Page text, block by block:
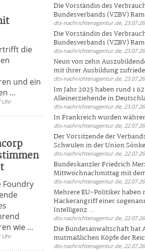
die
und ein
...
Uhr
Foundry
wie ...
Uhr
Die Vorständin des
Bundesverbands (VZBV)
dts-nachrichtenagentur.de,
Die Vorständin des
Bundesverbands (VZBV)
dts-nachrichtenagentur.de,
Neun von zehn
mit ihrer Ausbildung
dts-nachrichtenagentur.de,
Im Jahr 2025 haben rund 1
Alleinerziehende in
dts-nachrichtenagentur.de,
In Frankreich wurden
dts-nachrichtenagentur.de,
Der Vorsitzende der
Schwulen in der Union
dts-nachrichtenagentur.de,
Bundeskanzler Friedrich
Mittwochnachmittag mit
dts-nachrichtenagentur.de,
Mehrere EU-Politiker haben
Hackerangriff einer
Intelligenz ...
dts-nachrichtenagentur.de,
Die Bundesanwaltschaft hat
mutmaßlichen Köpfe der
dts-nachrichtenagentur.de,